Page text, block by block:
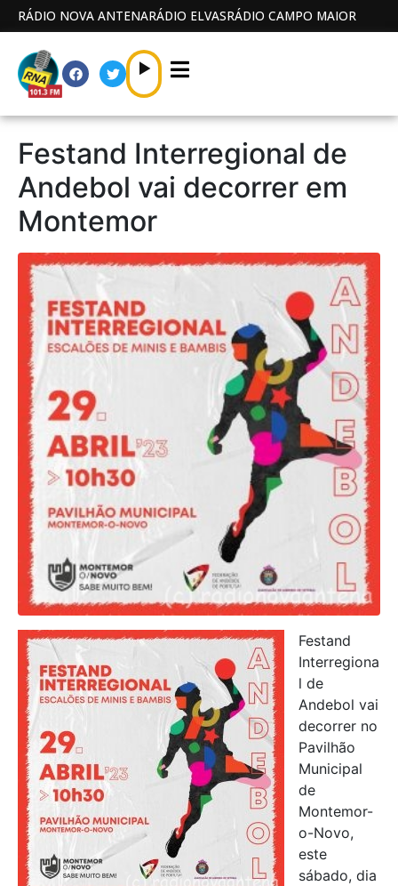
RÁDIO NOVA ANTENARÁDIO ELVASRÁDIO CAMPO MAIOR
Festand Interregional de
Andebol vai decorrer em
Montemor
Festand
Interregiona
l de
Andebol vai
decorrer no
Pavilhão
Municipal
de
Montemor-
o-Novo,
este
sábado, dia